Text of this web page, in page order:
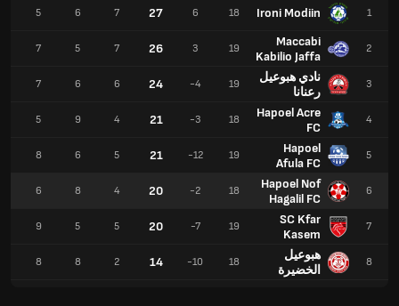
1
Ironi Modiin
2
Maccabi
Kabilio Jaffa
3
نادي هبوعيل
رعنانا
4
Hapoel Acre
FC
5
Hapoel
Afula FC
6
Hapoel Nof
Hagalil FC
7
SC Kfar
Kasem
8
هبوعيل
الخضيرة
18
6
27
7
6
5
19
3
26
7
5
7
19
-4
24
6
6
7
18
-3
21
4
9
5
19
-12
21
5
6
8
18
-2
20
4
8
6
19
-7
20
5
5
9
18
-10
14
2
8
8